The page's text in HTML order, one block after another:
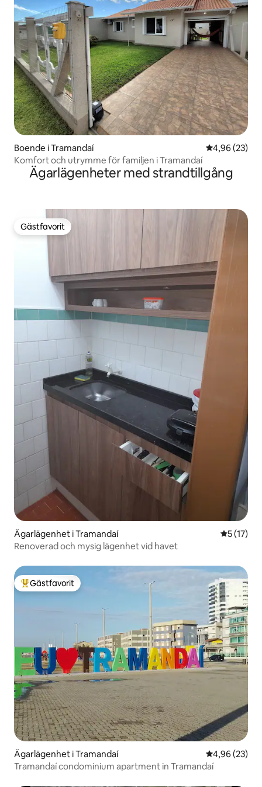
Boende i Tramandaí 4,96 av 5 i
4,96 (23)
Komfort och utrymme för familjen i Tramandaí
Ägarlägenheter med strandtillgång
Gästfavorit
Gästfavorit
Ägarlägenhet i Tramandaí 5 av 5 i
5 (17)
Renoverad och mysig lägenhet vid havet
Populär gästfavorit
Gästfavorit
Ägarlägenhet i Tramandaí 4,96 av 5 i
4,96 (23)
Tramandaí condominium apartment in Tramandaí